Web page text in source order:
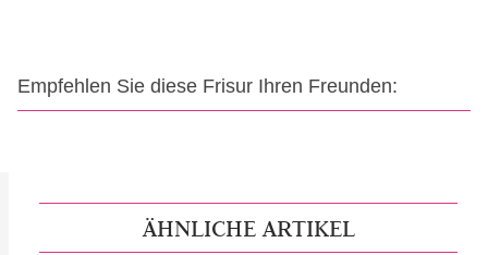
Empfehlen Sie diese Frisur Ihren Freunden:
ÄHNLICHE ARTIKEL